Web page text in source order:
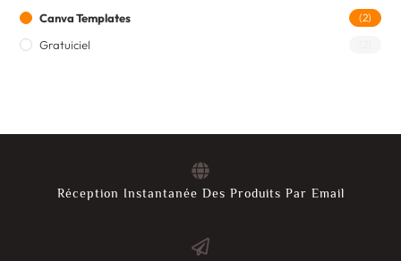
Canva Templates (2)
Gratuiciel
Réception Instantanée Des Produits Par Email